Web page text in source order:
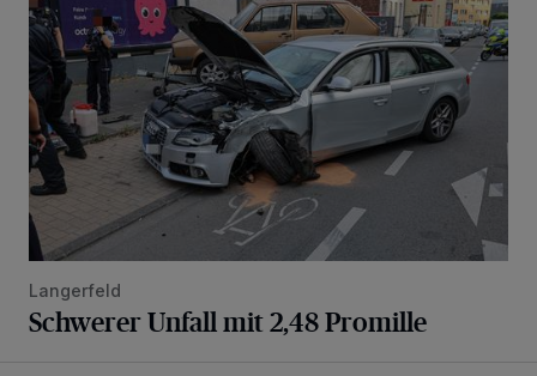
Langerfeld
Schwerer Unfall mit 2,48 Promille